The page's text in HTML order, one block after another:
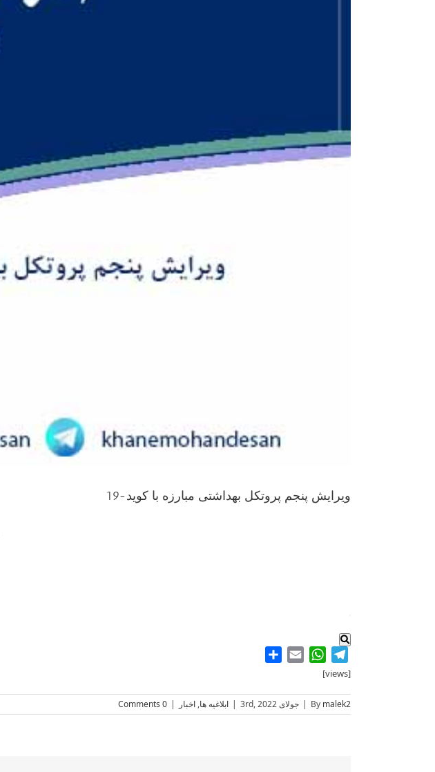
ویرایش پنجم پروتکل بهداشتی مبارزه با کوید-19
.
Telegram
WhatsApp
Email
[views]
By malek2
| جولای 3rd, 2022 | ابلاغیه ها, اخبار |
0 Comments